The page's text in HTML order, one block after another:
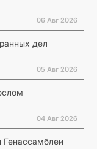
06 Авг 2026
дел
05 Авг 2026
04 Авг 2026